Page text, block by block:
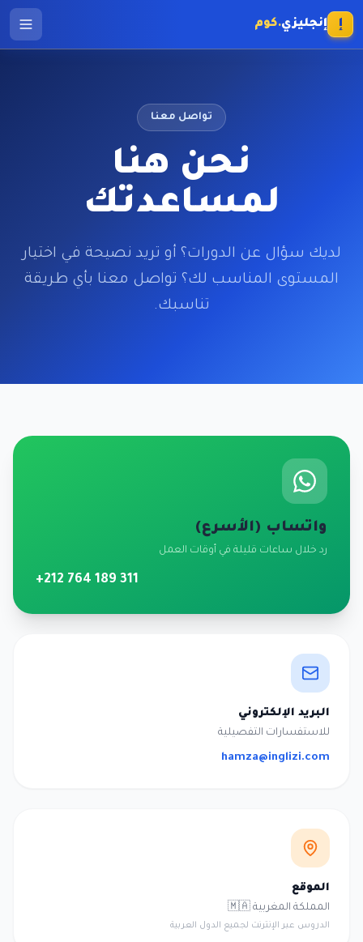
إ إنجليزي.كوم
اختبر مستواك مجاناً
تواصل معنا
نحن هنا
لمساعدتك
لديك سؤال عن الدورات؟ أو تريد نصيحة في اختيار
المستوى المناسب لك؟ تواصل معنا بأي طريقة
تناسبك.
واتساب (الأسرع)
رد خلال ساعات قليلة في أوقات العمل
+212 764 189 311
البريد الإلكتروني
للاستفسارات التفصيلية
hamza@inglizi.com
الموقع
المملكة المغربية 🇲🇦
الدروس عبر الإنترنت لجميع الدول العربية